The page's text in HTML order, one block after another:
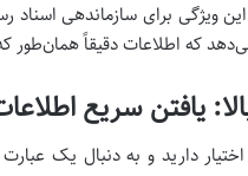
ویژگی برای سازماندهی
که اطلاعات دقیقاً همان‌طور
یافتن سریع
دارید و به دنبال یک